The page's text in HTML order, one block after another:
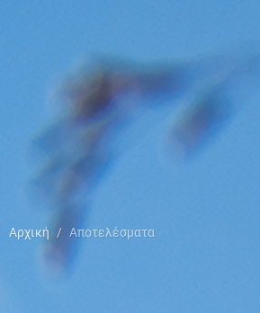
Αρχική Αποτελέσματα